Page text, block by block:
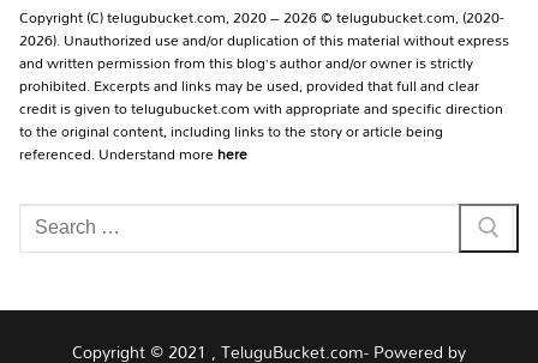
Copyright (C) telugubucket.com, 2020 – 2026 © telugubucket.com, (2020-
2026). Unauthorized use and/or duplication of this material without express
and written permission from this blog’s author and/or owner is strictly
prohibited. Excerpts and links may be used, provided that full and clear
credit is given to telugubucket.com with appropriate and specific direction
to the original content, including links to the story or article being
referenced. Understand morehere
Search
for:
Copyright © 2021 , TeluguBucket.com- Powered by